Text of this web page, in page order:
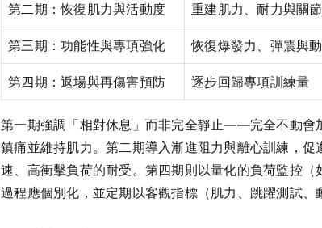
第二期：恢復肌力與活動度 重建肌力、耐力與關
第三期：功能性與專項強化 恢復爆發力、彈震與
第四期：返場與再傷害預防 逐步回歸專項訓練量
第一期強調「相對休息」而非完全靜止——完全不動會
鎮痛並維持肌力。第二期導入漸進阻力與離心訓練，
速、高衝擊負荷的耐受。第四期則以量化的負荷監控
過程應個別化，並定期以客觀指標（肌力、跳躍測試、